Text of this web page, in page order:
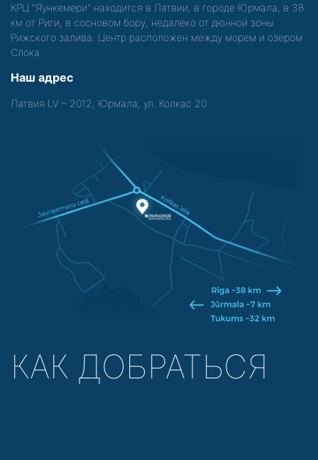
КРЦ "Яункемери" находится в Латвии, в городе Юрмала, в 38
км от Риги, в сосновом бору, недалеко от дюнной зоны
Рижского залива. Центр расположен между морем и озером
Слока.
Наш адрес
Латвия LV – 2012, Юрмала, ул. Колкас 20
КАК ДОБРАТЬСЯ